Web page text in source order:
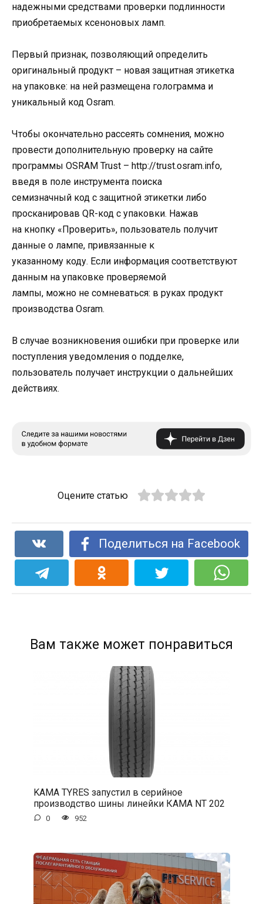
надежными средствами проверки подлинности
приобретаемых ксеноновых ламп.
Первый признак, позволяющий определить
оригинальный продукт – новая защитная этикетка
на упаковке: на ней размещена голограмма и
уникальный код Osram.
Чтобы окончательно рассеять сомнения, можно
провести дополнительную проверку на сайте
программы OSRAM Trust – http://trust.osram.info,
введя в поле инструмента поиска
семизначный код с защитной этикетки либо
просканировав QR-код с упаковки. Нажав
на кнопку «Проверить», пользователь получит
данные о лампе, привязанные к
указанному коду. Если информация соответствуют
данным на упаковке проверяемой
лампы, можно не сомневаться: в руках продукт
производства Osram.
В случае возникновения ошибки при проверке или
поступления уведомления о подделке,
пользователь получает инструкции о дальнейших
действиях.
Оцените статью
Поделиться на Facebook
Вам также может понравиться
KAMA TYRES запустил в серийное
производство шины линейки КАМА NT 202
0 952